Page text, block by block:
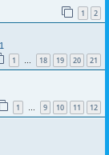
1 2
1 … 18 19 20 21
1 … 9 10 11 12